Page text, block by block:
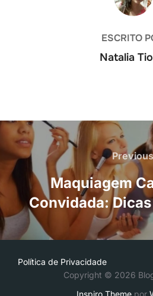
ESCRITO
Natalia
Navegação
de
Post
Previous
Maquiagem
Convidada:
Política de Privacidade
Copyright © 2026